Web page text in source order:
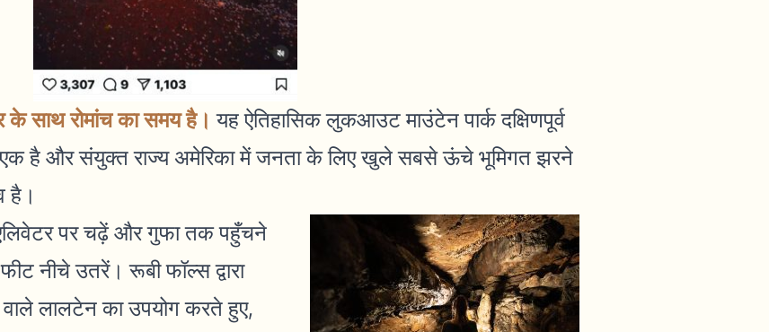
के साथ रोमांच का समय है। यह ऐतिहासिक लुकआउट माउंटेन पार्क दक्षिणपूर्व
है और संयुक्त राज्य अमेरिका में जनता के लिए खुले सबसे ऊंचे भूमिगत झरने
है।
पर चढ़ें और गुफा तक पहुँचने
नीचे उतरें। रूबी फॉल्स द्वारा
लालटेन का उपयोग करते हुए,